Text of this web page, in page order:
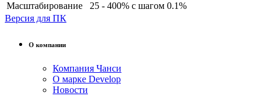
Масштабирование
25 - 400% с шагом 0.1%
Версия для ПК
О компании
Компания Чанси
О марке Develop
Новости